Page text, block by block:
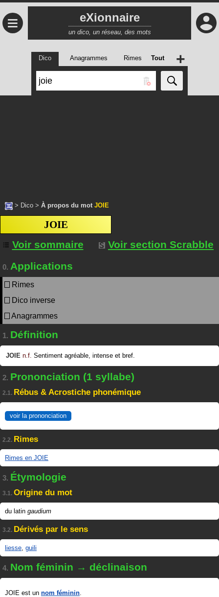
≡ eXionnaire
un dico, un réseau, des mots
Dico Anagrammes Rimes Tout +
> Dico > À propos du mot JOIE
JOIE
Voir sommaire
Voir section Scrabble
0. Applications
Rimes
Dico inverse
Anagrammes
1. Définition
JOIE n.f. Sentiment agréable, intense et bref.
2. Prononciation (1 syllabe)
2.1. Rébus & Acrostiche phonémique
voir la prononciation
2.2. Rimes
Rimes en JOIE
3. Étymologie
3.1. Origine du mot
du latin gaudium
3.2. Dérivés par le sens
liesse, guili
4. Nom féminin → déclinaison
JOIE est un nom féminin.